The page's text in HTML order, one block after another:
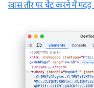
खास तौर पर चैट करने में मदद